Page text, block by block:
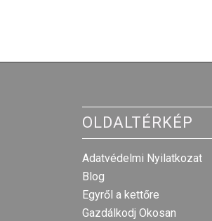
OLDALTÉRKÉP
Adatvédelmi Nyilatkozat
Blog
Egyről a kettőre
Gazdálkodj Okosan